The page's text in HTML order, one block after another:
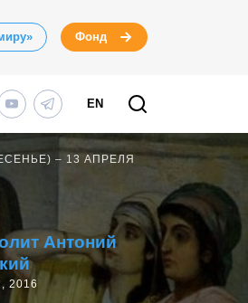
Фонд
EN
– 13 АПРЕЛЯ
Антоний
2016